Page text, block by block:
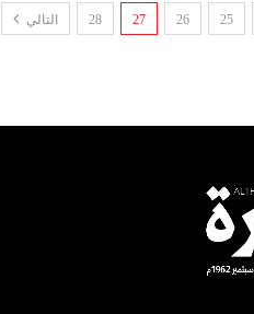
25
26
27
28 التالي